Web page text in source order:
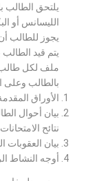
يلتحق الطالب
الليسانس أو
يجوز للطالب
يتم قيد الطالب
ملف لكل طالب
بالطالب وعلى
الأوراق
بيان أحوال
نتائح
بيان العقوبات
أوجه النشاط